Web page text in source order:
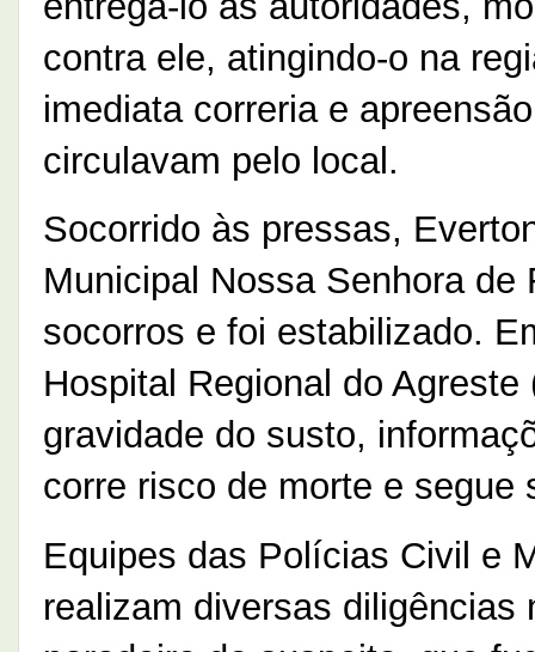
contra ele, atingindo-o na
imediata correria e
circulavam pelo local.
Socorrido às pressas,
Municipal Nossa Senhora
socorros e foi estabilizado.
Hospital Regional do
gravidade do susto,
corre risco de morte e segue
Equipes das Polícias Civil e
realizam diversas diligências